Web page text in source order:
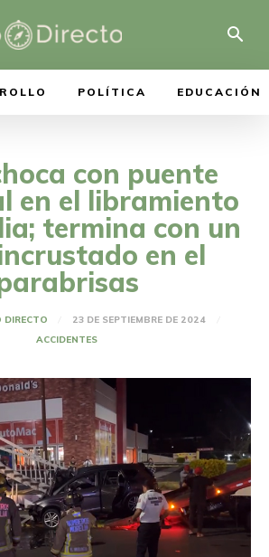
POLÍTICA EDUCACIÓN
con puente
en el libramiento
termina con un
en el
DIRECTO
23 DE SEPTIEMBRE DE 2024
ACCIDENTES